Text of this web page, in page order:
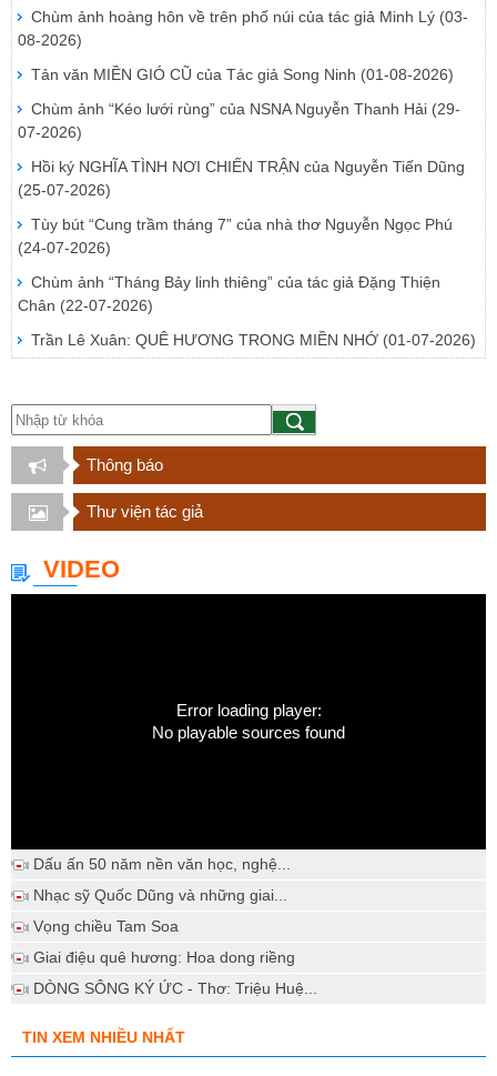
Chùm ảnh hoàng hôn về trên phố núi của tác giả Minh Lý (03-
08-2026)
Tản văn MIỀN GIÓ CŨ của Tác giả Song Ninh (01-08-2026)
Chùm ảnh “Kéo lưới rùng” của NSNA Nguyễn Thanh Hải (29-
07-2026)
Hồi ký NGHĨA TÌNH NƠI CHIẾN TRẬN của Nguyễn Tiến Dũng
(25-07-2026)
Tùy bút “Cung trầm tháng 7” của nhà thơ Nguyễn Ngọc Phú
(24-07-2026)
Chùm ảnh “Tháng Bảy linh thiêng” của tác giả Đặng Thiện
Chân (22-07-2026)
Trần Lê Xuân: QUÊ HƯƠNG TRONG MIỀN NHỚ (01-07-2026)
Thông báo
Thư viện tác giả
VIDEO
Error loading player:
No playable sources found
Dấu ấn 50 năm nền văn học, nghệ...
Nhạc sỹ Quốc Dũng và những giai...
Vọng chiều Tam Soa
Giai điệu quê hương: Hoa dong riềng
DÒNG SÔNG KÝ ỨC - Thơ: Triệu Huệ...
TIN XEM NHIỀU NHẤT